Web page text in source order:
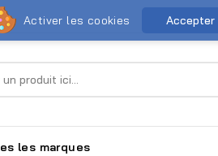
les marques
Activer les cookies Accepter